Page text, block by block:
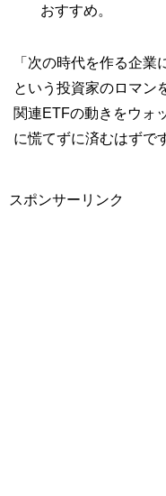
おすすめ。
「次の時代を作る企業
という投資家のロマン
関連ETFの動きをウォ
に慌てずに済むはずで
スポンサーリンク